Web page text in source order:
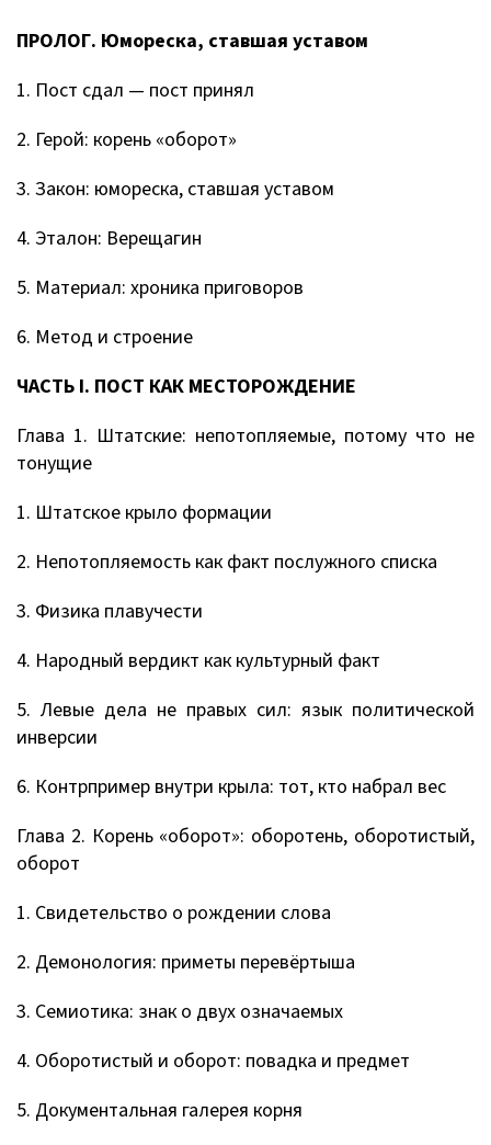
ПРОЛОГ. Юмореска, ставшая уставом
1. Пост сдал — пост принял
2. Герой: корень «оборот»
3. Закон: юмореска, ставшая уставом
4. Эталон: Верещагин
5. Материал: хроника приговоров
6. Метод и строение
ЧАСТЬ I. ПОСТ КАК МЕСТОРОЖДЕНИЕ
Глава 1. Штатские: непотопляемые, потому что не
тонущие
1. Штатское крыло формации
2. Непотопляемость как факт послужного списка
3. Физика плавучести
4. Народный вердикт как культурный факт
5. Левые дела не правых сил: язык политической
инверсии
6. Контрпример внутри крыла: тот, кто набрал вес
Глава 2. Корень «оборот»: оборотень, оборотистый,
оборот
1. Свидетельство о рождении слова
2. Демонология: приметы перевёртыша
3. Семиотика: знак о двух означаемых
4. Оборотистый и оборот: повадка и предмет
5. Документальная галерея корня